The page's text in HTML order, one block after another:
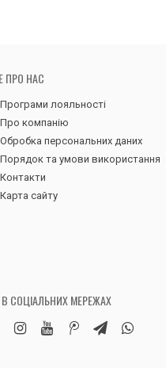
ПРО НАС
Програми лояльності
Про компанію
Обробка персональних даних
Порядок та умови використання
Контакти
Карта сайту
замовлення дитячих вельветових
СОЦІАЛЬНИХ МЕРЕЖАХ